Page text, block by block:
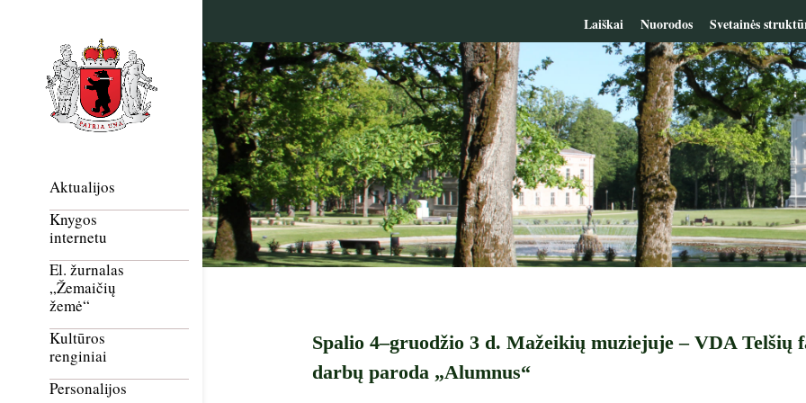
Laiškai Nuorodos Svetainės
Aktualijos
Knygos
internetu
El. žurnalas
„Žemaičių
žemė“
Kultūros
renginiai
Personalijos
Spalio 4–gruodžio 3 d. Mažeikių muziejuje – VDA
darbų paroda „Alumnus“